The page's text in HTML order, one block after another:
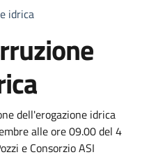
idrica
dell'erogazione idrica
alle ore 09.00 del 4
e Consorzio ASI